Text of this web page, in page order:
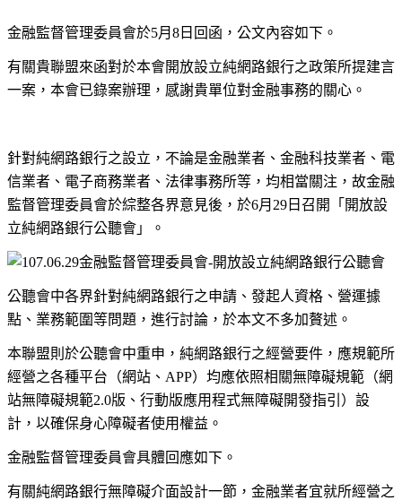
金融監督管理委員會於5月8日回函，公文內容如下。
有關貴聯盟來函對於本會開放設立純網路銀行之政策所提建言
一案，本會已錄案辦理，感謝貴單位對金融事務的關心。
針對純網路銀行之設立，不論是金融業者、金融科技業者、電
信業者、電子商務業者、法律事務所等，均相當關注，故金融
監督管理委員會於綜整各界意見後，於6月29日召開「開放設
立純網路銀行公聽會」。
公聽會中各界針對純網路銀行之申請、發起人資格、營運據
點、業務範圍等問題，進行討論，於本文不多加贅述。
本聯盟則於公聽會中重申，純網路銀行之經營要件，應規範所
經營之各種平台（網站、APP）均應依照相關無障礙規範（網
站無障礙規範2.0版、行動版應用程式無障礙開發指引）設
計，以確保身心障礙者使用權益。
金融監督管理委員會具體回應如下。
有關純網路銀行無障礙介面設計一節，金融業者宜就所經營之